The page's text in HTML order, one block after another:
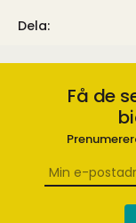
Dela:
Få de